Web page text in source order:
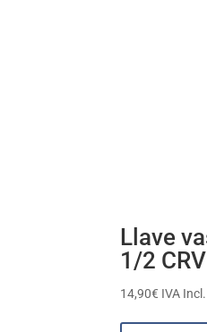
Llave
1/2
14,90€ IVA Incl.